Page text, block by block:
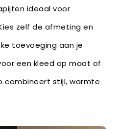
ideaal voor
zelf de afmeting en
toevoeging aan je
een kleed op maat of
combineert stijl, warmte